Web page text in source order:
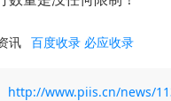
讯 百度收录 必应收录
http://www.piis.cn/news/